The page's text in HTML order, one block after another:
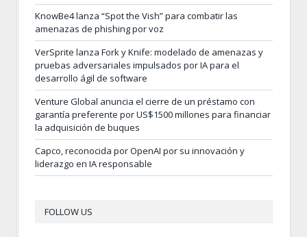
KnowBe4 lanza “Spot the Vish” para combatir las
amenazas de phishing por voz
VerSprite lanza Fork y Knife: modelado de amenazas y
pruebas adversariales impulsados por IA para el
desarrollo ágil de software
Venture Global anuncia el cierre de un préstamo con
garantía preferente por US$1500 millones para financiar
la adquisición de buques
Capco, reconocida por OpenAI por su innovación y
liderazgo en IA responsable
FOLLOW US